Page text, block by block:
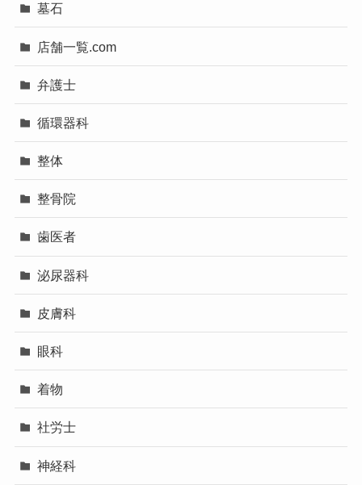
墓石
店舗一覧.com
弁護士
循環器科
整体
整骨院
歯医者
泌尿器科
皮膚科
眼科
着物
社労士
神経科